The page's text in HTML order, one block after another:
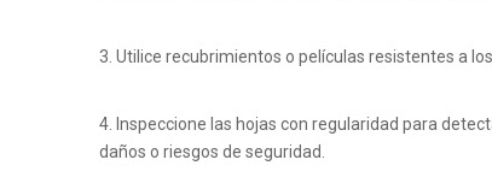
3. Utilice recubrimientos o películas resistentes a
4. Inspeccione las hojas con regularidad para
daños o riesgos de seguridad.